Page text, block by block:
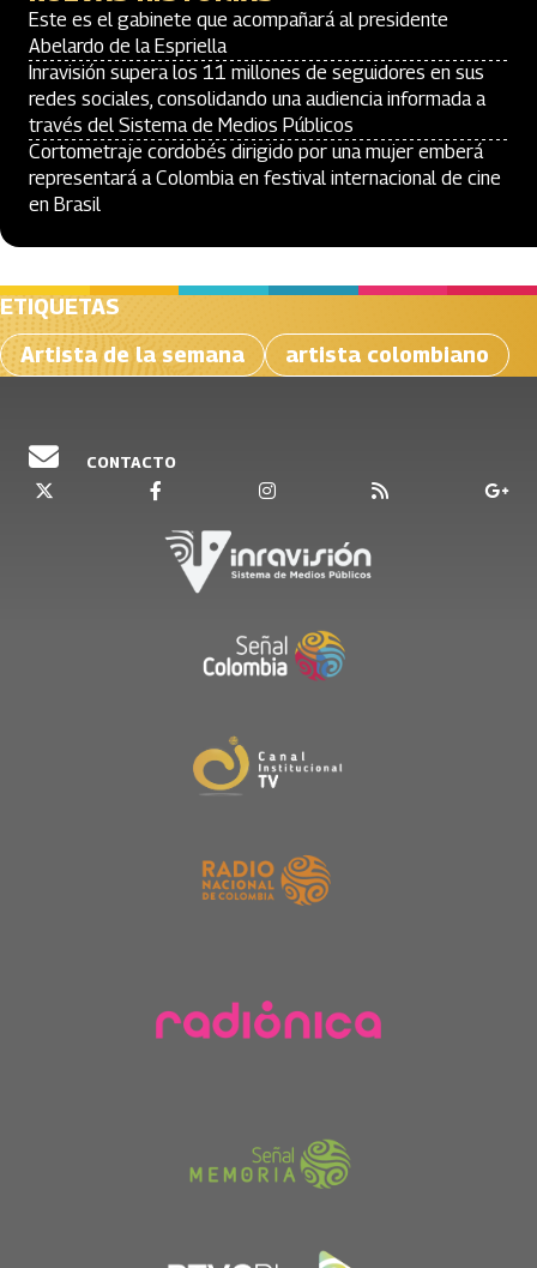
Este es el gabinete que acompañará al presidente
Abelardo de la Espriella
Inravisión supera los 11 millones de seguidores en sus
redes sociales, consolidando una audiencia informada a
través del Sistema de Medios Públicos
Cortometraje cordobés dirigido por una mujer emberá
representará a Colombia en festival internacional de cine
en Brasil
ETIQUETAS
Artista de la semana
artista colombiano
CONTACTO